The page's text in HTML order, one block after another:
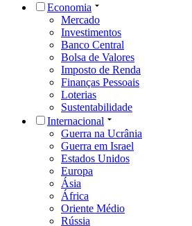
Economia
Mercado
Investimentos
Banco Central
Bolsa de Valores
Imposto de Renda
Finanças Pessoais
Loterias
Sustentabilidade
Internacional
Guerra na Ucrânia
Guerra em Israel
Estados Unidos
Europa
Ásia
África
Oriente Médio
Rússia